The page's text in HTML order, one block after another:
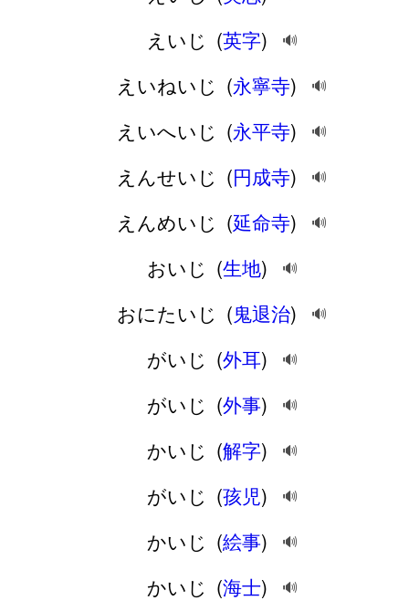
えいじ (英字) 🔊
えいねいじ (永寧寺) 🔊
えいへいじ (永平寺) 🔊
えんせいじ (円成寺) 🔊
えんめいじ (延命寺) 🔊
おいじ (生地) 🔊
おにたいじ (鬼退治) 🔊
がいじ (外耳) 🔊
がいじ (外事) 🔊
かいじ (解字) 🔊
がいじ (孩児) 🔊
かいじ (絵事) 🔊
かいじ (海士) 🔊